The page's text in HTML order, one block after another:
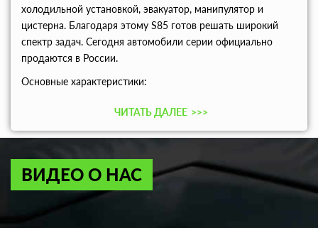
холодильной установкой, эвакуатор, манипулятор и
цистерна. Благодаря этому S85 готов решать широкий
спектр задач. Сегодня автомобили серии официально
продаются в России.
Основные характеристики:
ЧИТАТЬ ДАЛЕЕ >>>
ВИДЕО О НАС